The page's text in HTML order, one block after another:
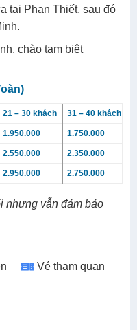
tại Phan Thiết, sau đó
chào tạm biệt
21 – 30 khách 31 – 40 khách
1.950.000 1.750.000
2.550.000 2.350.000
2.950.000 2.750.000
nhưng vẫn đảm bảo
Vé tham quan